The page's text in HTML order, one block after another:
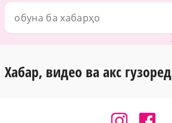
Хабар, видео ва акс гузоред